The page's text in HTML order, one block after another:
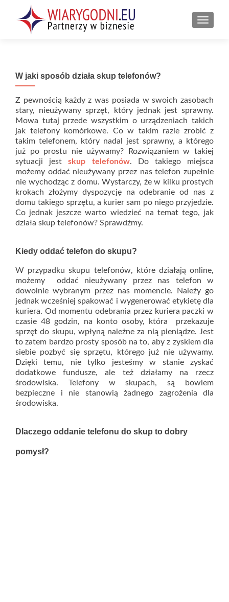
W jaki sposób działa skup telefonów?
Z pewnością każdy z was posiada w swoich zasobach
stary, nieużywany sprzęt, który jednak jest sprawny.
Mowa tutaj przede wszystkim o urządzeniach takich
jak telefony komórkowe. Co w takim razie zrobić z
takim telefonem, który nadal jest sprawny, a którego
już po prostu nie używamy? Rozwiązaniem w takiej
sytuacji jestskup telefonów. Do takiego miejsca
możemy oddać nieużywany przez nas telefon zupełnie
nie wychodząc z domu. Wystarczy, że w kilku prostych
krokach złożymy dyspozycję na odebranie od nas z
domu takiego sprzętu, a kurier sam po niego przyjedzie.
Co jednak jeszcze warto wiedzieć na temat tego, jak
działa skup telefonów? Sprawdźmy.
Kiedy oddać telefon do skupu?
W przypadku skupu telefonów, które działają online,
możemy oddać nieużywany przez nas telefon w
dowolnie wybranym przez nas momencie. Należy go
jednak wcześniej spakować i wygenerować etykietę dla
kuriera. Od momentu odebrania przez kuriera paczki w
czasie 48 godzin, na konto osoby, która przekazuje
sprzęt do skupu, wpłyną należne za nią pieniądze. Jest
to zatem bardzo prosty sposób na to, aby z zyskiem dla
siebie pozbyć się sprzętu, którego już nie używamy.
Dzięki temu, nie tylko jesteśmy w stanie zyskać
dodatkowe fundusze, ale też działamy na rzecz
środowiska. Telefony w skupach, są bowiem
bezpieczne i nie stanowią żadnego zagrożenia dla
środowiska.
Dlaczego oddanie telefonu do skup to dobry
pomysł?